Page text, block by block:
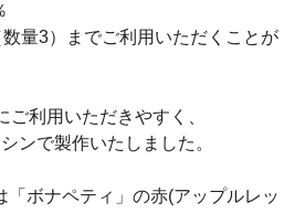
量3）までご利用いただくことが
ご利用いただきやすく、
ンで製作いたしました。
「ボナペティ」の赤(アップルレッ